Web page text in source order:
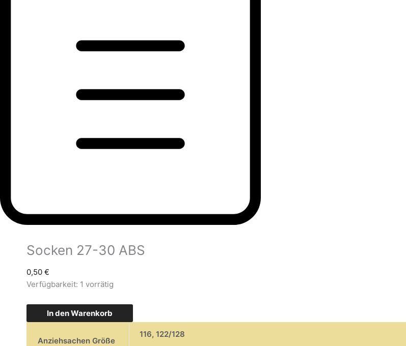
Socken 27-30 ABS
0,50 €
Verfügbarkeit: 1 vorrätig
In den Warenkorb
Anziehsachen Größe
116, 122/128